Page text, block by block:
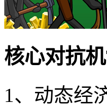
核心对抗机
1、动态经